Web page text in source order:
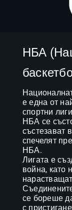
НБА
е една от
спортни
НБА се
състезават
спечелят
НБА.
Лигата е
война, като
се бореше
с